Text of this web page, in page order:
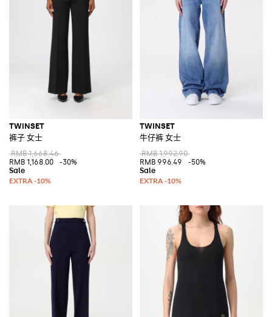
TWINSET
裤子 女士
RMB 1,668.46
RMB 1,168.00
-30%
TWINSET
牛仔裤 女士
RMB 1,992.90
RMB 996.49
-50%